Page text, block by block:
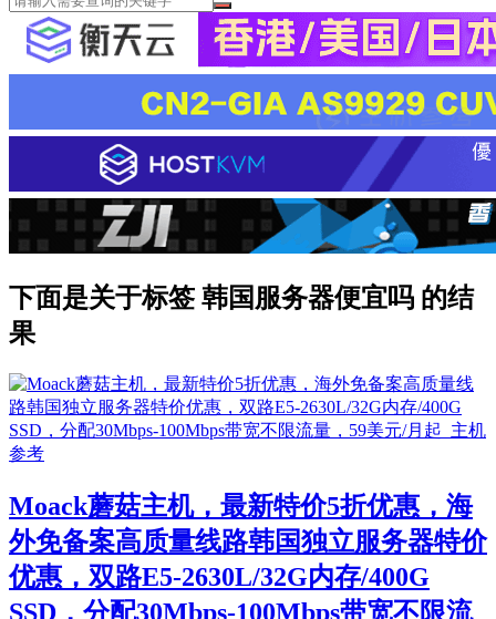
下面是关于标签 韩国服务器便宜吗 的结
果
Moack蘑菇主机，最新特价5折优惠，海
外免备案高质量线路韩国独立服务器特价
优惠，双路E5-2630L/32G内存/400G
SSD，分配30Mbps-100Mbps带宽不限流